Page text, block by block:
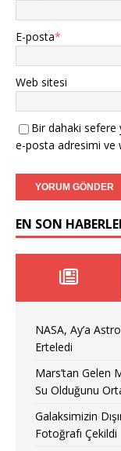
E-posta*
Web sitesi
Bir dahaki sefere
e-posta adresimi ve
EN SON
NASA, Ay’a
Erteledi
Mars’tan Gelen
Su Olduğunu
Galaksimizin
Fotoğrafı Çekildi